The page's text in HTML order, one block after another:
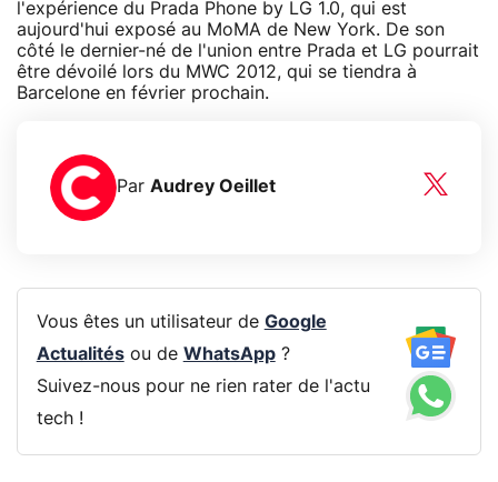
l'expérience du Prada Phone by LG 1.0, qui est
aujourd'hui exposé au MoMA de New York. De son
côté le dernier-né de l'union entre Prada et LG pourrait
être dévoilé lors du MWC 2012, qui se tiendra à
Barcelone en février prochain.
Par Audrey Oeillet
Vous êtes un utilisateur de Google
Actualitésou de WhatsApp?
Suivez-nous pour ne rien rater de l'actu
tech !